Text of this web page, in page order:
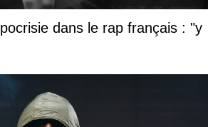
dans le rap français : "y